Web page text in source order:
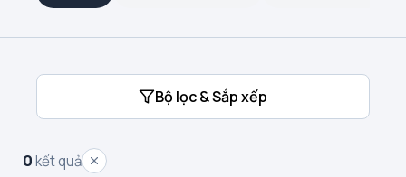
Bộ lọc & Sắp xếp
0kết quả